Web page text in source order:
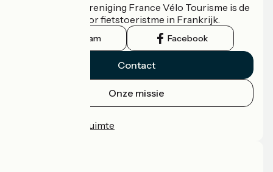
De nationale vereniging France Vélo Tourisme is de
officiële gids voor fietstoeristme in Frankrijk.
Instagram Facebook
Contact
Onze missie
Professionele ruimte